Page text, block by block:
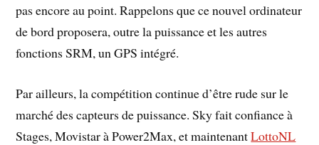
pas encore au point. Rappelons que ce nouvel ordinateur
de bord proposera, outre la puissance et les autres
fonctions SRM, un GPS intégré.
Par ailleurs, la compétition continue d’être rude sur le
marché des capteurs de puissance. Sky fait confiance à
Stages, Movistar à Power2Max, et maintenantLottoNL